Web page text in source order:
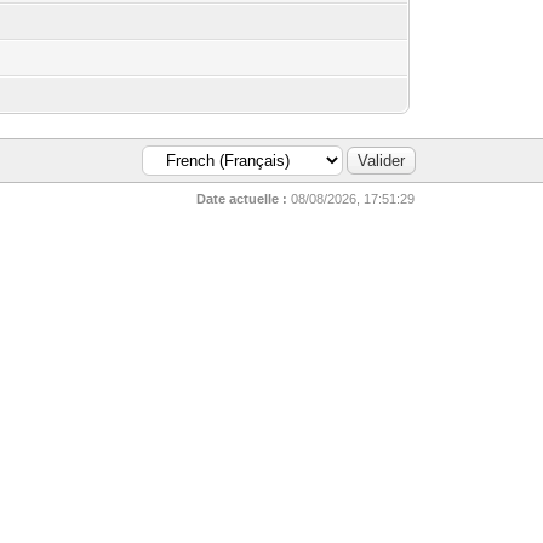
Date actuelle : 08/08/2026, 17:51:29